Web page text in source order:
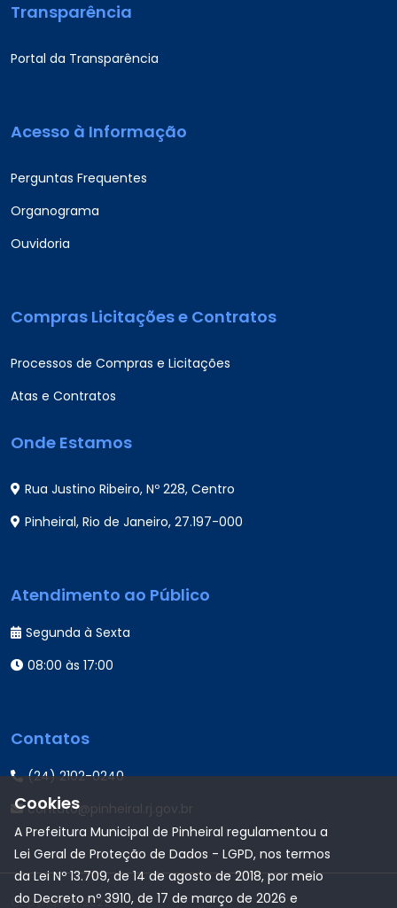
Transparência
Portal da Transparência
Acesso à Informação
Perguntas Frequentes
Organograma
Ouvidoria
Compras Licitações e Contratos
Processos de Compras e Licitações
Atas e Contratos
Onde Estamos
Rua Justino Ribeiro, Nº 228, Centro
Pinheiral, Rio de Janeiro, 27.197-000
Atendimento ao Público
Segunda à Sexta
08:00 às 17:00
Contatos
(24) 2102-0240
contato@pinheiral.rj.gov.br
Copyright © 2022
Cookies
A Prefeitura Municipal de Pinheiral regulamentou a
Lei Geral de Proteção de Dados - LGPD, nos termos
da Lei Nº 13.709, de 14 de agosto de 2018, por meio
do Decreto nº 3910, de 17 de março de 2026 e